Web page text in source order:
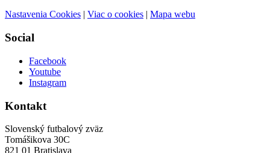
Nastavenia Cookies | Viac o cookies | Mapa webu
Social
Facebook
Youtube
Instagram
Kontakt
Slovenský futbalový zväz
Tomášikova 30C
821 01 Bratislava